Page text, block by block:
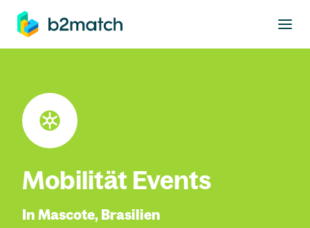
springen
Mobilität Events
In Mascote, Brasilien